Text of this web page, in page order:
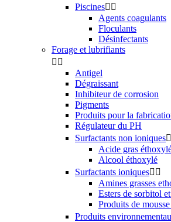
Piscines 
Agents coagulants
Floculants
Désinfectants
Forage et lubrifiants
 
Antigel
Dégraissant
Inhibiteur de corrosion
Pigments
Produits pour la
Régulateur du PH
Surfactants non ioniques
Acide gras
Alcool éthoxylé
Surfactants ioniques 
Amines grasses
Esters de sorbitol
Produits de
Produits